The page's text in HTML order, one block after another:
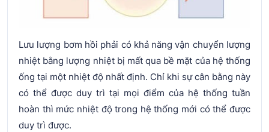
Lưu lượng bơm hồi phải có khả năng vận chuyển lượng
nhiệt bằng lượng nhiệt bị mất qua bề mặt của hệ thống
ống tại một nhiệt độ nhất định. Chỉ khi sự cân bằng này
có thể được duy trì tại mọi điểm của hệ thống tuần
hoàn thì mức nhiệt độ trong hệ thống mới có thể được
duy trì được.